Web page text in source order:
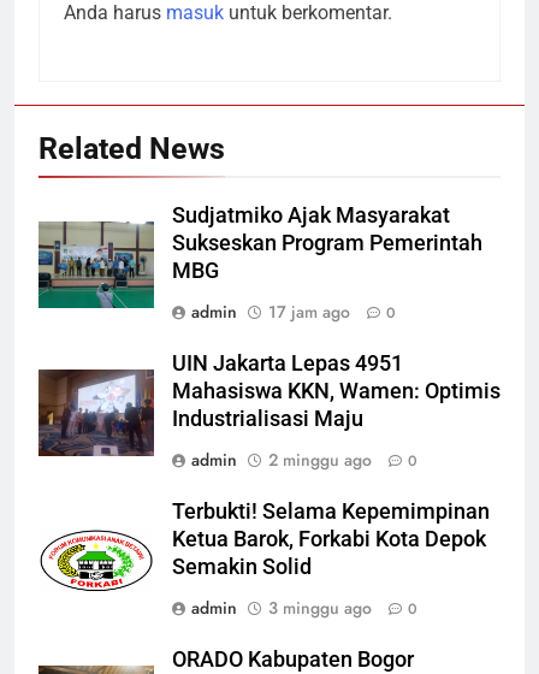
Anda harus masuk untuk berkomentar.
Related News
Sudjatmiko Ajak Masyarakat
Sukseskan Program Pemerintah
MBG
admin
17 jam ago 0
UIN Jakarta Lepas 4951
Mahasiswa KKN, Wamen: Optimis
Industrialisasi Maju
admin
2 minggu ago 0
Terbukti! Selama Kepemimpinan
Ketua Barok, Forkabi Kota Depok
Semakin Solid
admin
3 minggu ago 0
ORADO Kabupaten Bogor